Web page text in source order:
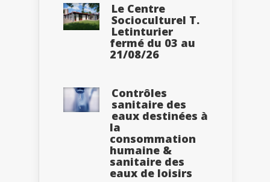
Le Centre
Socioculturel T.
Letinturier
fermé du 03 au
21/08/26
Contrôles
sanitaire des
eaux destinées à
la
consommation
humaine &
sanitaire des
eaux de loisirs